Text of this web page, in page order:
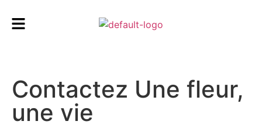
Contactez Une fleur,
une vie